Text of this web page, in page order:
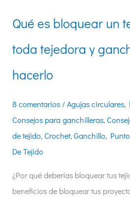
Qué es bloquear un
toda tejedora y
hacerlo
8 comentarios /Agujas circulares,
Consejos para ganchilleras,
de tejido,Crochet,Ganchillo,
De Tejido
¿Por qué deberías bloquear tus
beneficios de bloquear tus